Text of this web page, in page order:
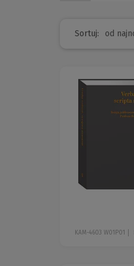
Sortuj:
KAM-4603 W01P01